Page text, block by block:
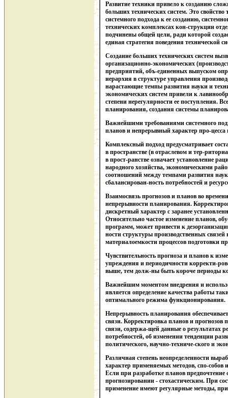
Развитие техники привело к созданию
больших технических систем. Это
системного подхода к ее созданию,
технических комплексах кон-струкции
подчинены общей цели, ради которой
единая стратегия поведения технической
Создание больших технических систем
организационно-экономических
предприятий, объ-единенных выпуском
иерархия в структуре управления
нарастающие темпы развития науки и
экономических систем привели к
степени нерегулярности ее поступления.
планирования, создания системы
Важнейшими требованиями системного
планов и непрерывный характер про-
Комплексный подход предусматривает
в пространстве (в отраслевом и тер-
в прост-ранстве означает установление
народного хозяйства, экономическими
соотношений между темпами развития
сбалансирован-ность потребностей и
Взаимосвязь прогнозов и планов во
непрерывности планирования.
дискретный характер с заранее
Относительно частое изменение планов,
программ, может привести к
ности структуры производственных
материалоемкости процессов подготовки
Чувствительность прогноза и планов к
упреждения и периодичности корректи-
выше, тем долж-ны быть короче периоды
Важнейшим моментом внедрения и
является определение качества работы
оптимального режима функционирования.
Непрерывность планирования
связи. Корректировка планов и
связи, содержа-щей данные о результатах
потребностей, об изменении тенденции
политического, научно-техниче-ского и
Различная степень неопределенности
характер применяемых методов, спо-
Если при разработке планов
прогнозировании - стохастическим. При
применение имеют регулярные методы,